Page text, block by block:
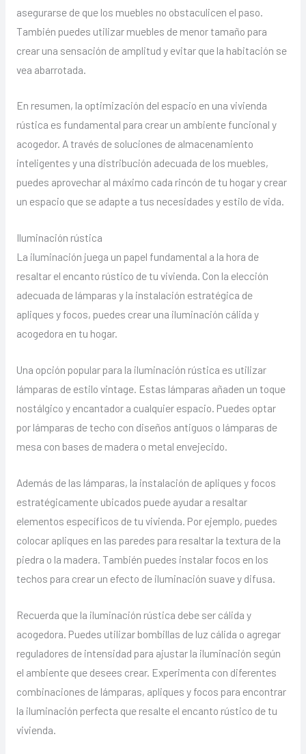
asegurarse de que los muebles no obstaculicen el paso.
También puedes utilizar muebles de menor tamaño para
crear una sensación de amplitud y evitar que la habitación se
vea abarrotada.
En resumen, la optimización del espacio en una vivienda
rústica es fundamental para crear un ambiente funcional y
acogedor. A través de soluciones de almacenamiento
inteligentes y una distribución adecuada de los muebles,
puedes aprovechar al máximo cada rincón de tu hogar y crear
un espacio que se adapte a tus necesidades y estilo de vida.
Iluminación rústica
La iluminación juega un papel fundamental a la hora de
resaltar el encanto rústico de tu vivienda. Con la elección
adecuada de lámparas y la instalación estratégica de
apliques y focos, puedes crear una iluminación cálida y
acogedora en tu hogar.
Una opción popular para la iluminación rústica es utilizar
lámparas de estilo vintage. Estas lámparas añaden un toque
nostálgico y encantador a cualquier espacio. Puedes optar
por lámparas de techo con diseños antiguos o lámparas de
mesa con bases de madera o metal envejecido.
Además de las lámparas, la instalación de apliques y focos
estratégicamente ubicados puede ayudar a resaltar
elementos específicos de tu vivienda. Por ejemplo, puedes
colocar apliques en las paredes para resaltar la textura de la
piedra o la madera. También puedes instalar focos en los
techos para crear un efecto de iluminación suave y difusa.
Recuerda que la iluminación rústica debe ser cálida y
acogedora. Puedes utilizar bombillas de luz cálida o agregar
reguladores de intensidad para ajustar la iluminación según
el ambiente que desees crear. Experimenta con diferentes
combinaciones de lámparas, apliques y focos para encontrar
la iluminación perfecta que resalte el encanto rústico de tu
vivienda.